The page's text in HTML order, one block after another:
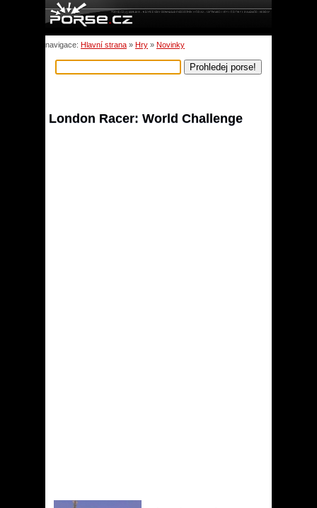
navigace: Hlavní strana » Hry » Novinky
London Racer: World Challenge